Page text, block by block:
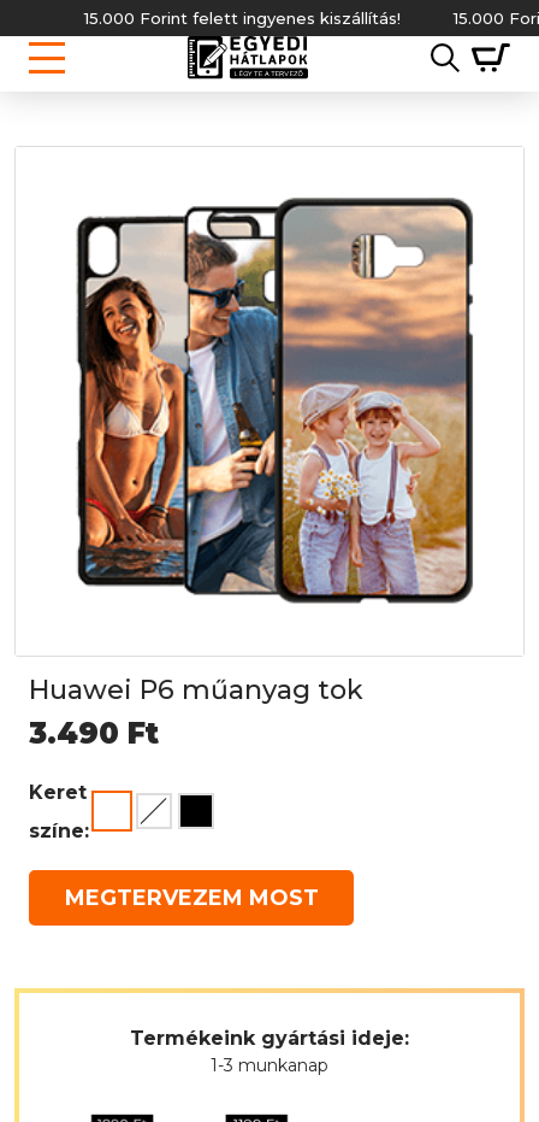
15.000 Forint felett ingyenes kiszállítás! 15.000 Forint
Huawei P6 műanyag tok
3.490 Ft
Keret
színe:
MEGTERVEZEM MOST
Termékeink gyártási ideje:
1-3 munkanap